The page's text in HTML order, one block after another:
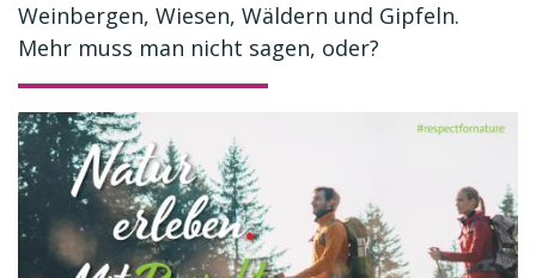
Weinbergen, Wiesen, Wäldern und Gipfeln.
Mehr muss man nicht sagen, oder?